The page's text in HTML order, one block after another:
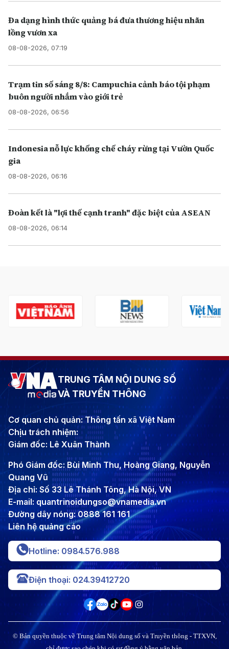
Đa dạng hình thức quảng bá đưa thương hiệu nhãn
lồng vươn xa
08-08-2026, 07:19
Trạm tin số sáng 8/8: Campuchia cảnh báo tội phạm
buôn người nhắm vào giới trẻ
08-08-2026, 06:56
Indonesia nỗ lực khống chế cháy rừng tại Vườn Quốc
gia
08-08-2026, 06:16
Đoàn kết là "lợi thế cạnh tranh" đặc biệt của ASEAN
08-08-2026, 06:14
TRUNG TÂM NỘI DUNG SỐ
VÀ TRUYỀN THÔNG
Cơ quan chủ quản: Thông tấn xã Việt Nam
Chịu trách nhiệm:
Giám đốc: Lê Xuân Thành
Phó Giám đốc: Bùi Minh Thu, Hoàng Giang, Nguyễn
Quang Vũ
Địa chỉ: Số 33 Lê Thánh Tông, Hà Nội, VN
E-mail: quantrinoidungso@vnamedia.vn
Đường dây nóng: 0888 161 161
Liên hệ quảng cáo
Hotline: 0984.576.988
Điện thoại: 024.39412720
© Bản quyền thuộc về Trung tâm Nội dung số và Truyền thông - TTXVN,